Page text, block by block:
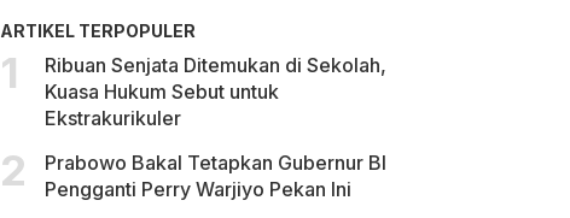
ARTIKEL TERPOPULER
Ribuan Senjata Ditemukan di Sekolah,
Kuasa Hukum Sebut untuk
Ekstrakurikuler
Prabowo Bakal Tetapkan Gubernur BI
Pengganti Perry Warjiyo Pekan Ini